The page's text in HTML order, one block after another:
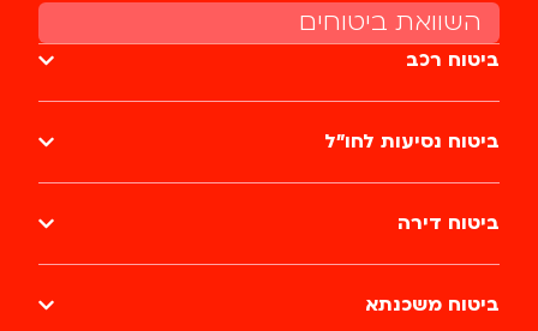
השוואת ביטוחים
ביטוח רכב
ביטוח נסיעות לחו״ל
ביטוח דירה
ביטוח משכנתא